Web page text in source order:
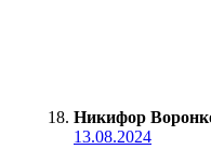
Никифор
13.08.2024